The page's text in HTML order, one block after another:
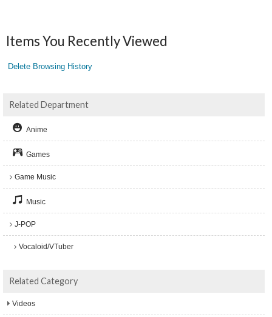
Items You Recently Viewed
Delete Browsing History
Related Department
Anime
Games
Game Music
Music
J-POP
Vocaloid/VTuber
Related Category
Videos